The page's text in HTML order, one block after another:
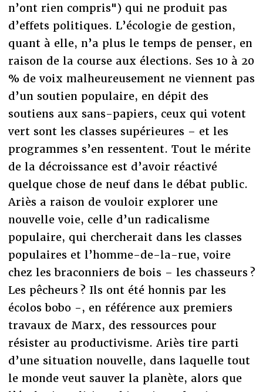
n’ont rien compris") qui ne produit pas
d’effets politiques. L’écologie de gestion,
quant à elle, n’a plus le temps de penser, en
raison de la course aux élections. Ses 10 à 20
% de voix malheureusement ne viennent pas
d’un soutien populaire, en dépit des
soutiens aux sans-papiers, ceux qui votent
vert sont les classes supérieures – et les
programmes s’en ressentent. Tout le mérite
de la décroissance est d’avoir réactivé
quelque chose de neuf dans le débat public.
Ariès a raison de vouloir explorer une
nouvelle voie, celle d’un radicalisme
populaire, qui chercherait dans les classes
populaires et l’homme-de-la-rue, voire
chez les braconniers de bois – les chasseurs ?
Les pêcheurs ? Ils ont été honnis par les
écolos bobo -, en référence aux premiers
travaux de Marx, des ressources pour
résister au productivisme. Ariès tire parti
d’une situation nouvelle, dans laquelle tout
le monde veut sauver la planète, alors que